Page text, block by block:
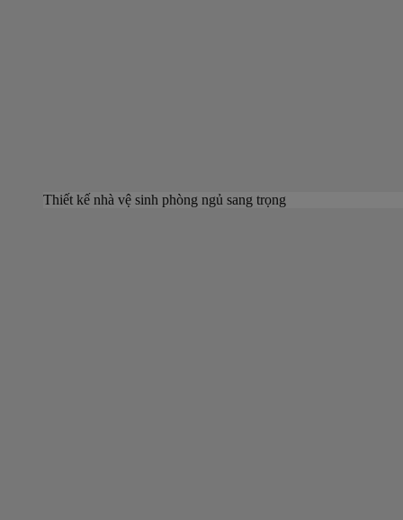
Thiết kế nhà vệ sinh phòng ngủ sang trọng